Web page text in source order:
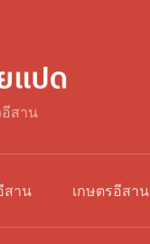
อีสาน
สาน เกษตรอีสาน